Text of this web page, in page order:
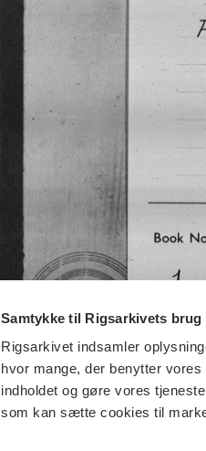
Samtykke til Rigsarkivets brug
Rigsarkivet indsamler
hvor mange, der benytter
indholdet og gøre vores
som kan sætte cookies til